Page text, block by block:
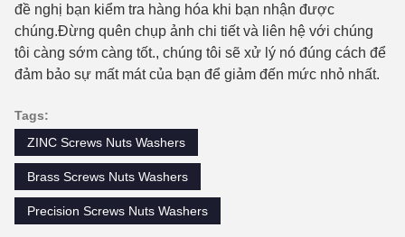
đề nghị bạn kiểm tra hàng hóa khi bạn nhận được
chúng.Đừng quên chụp ảnh chi tiết và liên hệ với chúng
tôi càng sớm càng tốt., chúng tôi sẽ xử lý nó đúng cách để
đảm bảo sự mất mát của bạn để giảm đến mức nhỏ nhất.
Tags:
ZINC Screws Nuts Washers
Brass Screws Nuts Washers
Precision Screws Nuts Washers